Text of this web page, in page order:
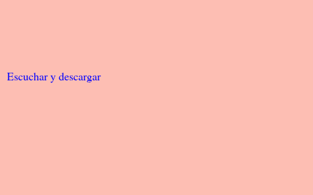
Escuchar y descargar